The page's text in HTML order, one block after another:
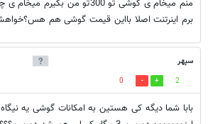
منم میخام ی گوشی تو 300تو من
برم اینرتنت اصلا بااین قیمت گوشی هم
سپهر
2
0
بابا شما دیگه کی هستین به امکانات گوشی یه